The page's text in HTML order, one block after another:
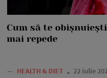
Cum să te
mai repede
— HEALTH & DIET 22 iulie